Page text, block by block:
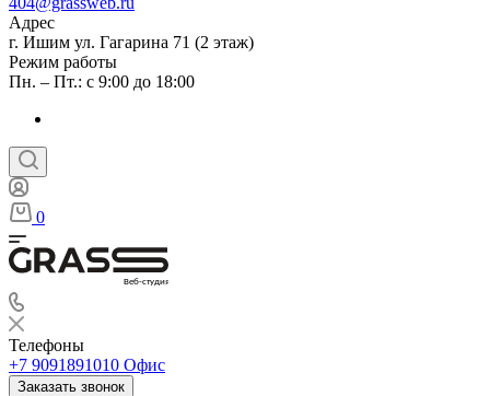
Адрес
г. Ишим ул. Гагарина 71 (2 этаж)
Режим работы
Пн. – Пт.: с 9:00 до 18:00
0
Веб-студия
Телефоны
+7 9091891010 Офис
Заказать звонок